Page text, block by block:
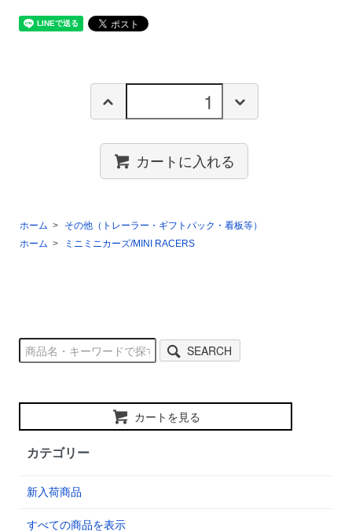
カートに入れる
ホーム >
その他（トレーラー・ギフトパック・看板等）
ホーム > ミニミニカーズ/MINI RACERS
SEARCH
カートを見る
カテゴリー
新入荷商品
すべての商品を表示